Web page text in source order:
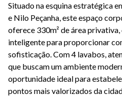
Situado na esquina estratégica
e Nilo Peçanha, este espaço
oferece 330m² de área
inteligente para proporcionar
sofisticação. Com 4 lavabos,
que buscam um ambiente
oportunidade ideal para
pontos mais valorizados da